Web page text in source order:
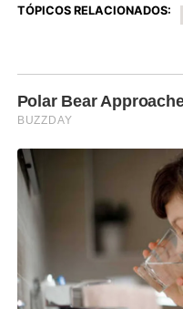
TÓPICOS RELACIONADOS: